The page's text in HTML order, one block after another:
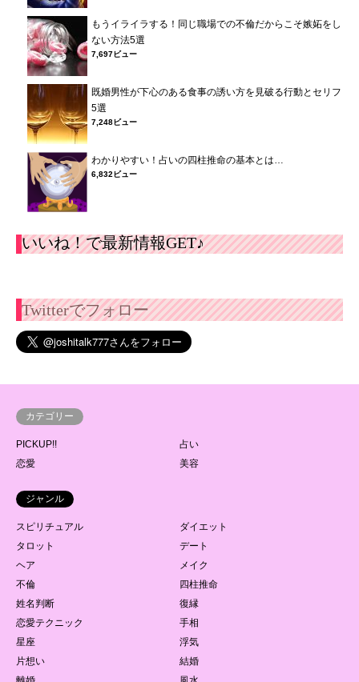
もうイライラする！同じ職場での不倫だからこそ嫉妬をし
ない方法5選
7,697ビュー
既婚男性が下心のある食事の誘い方を見破る行動とセリフ
5選
7,248ビュー
わかりやすい！占いの四柱推命の基本とは…
6,832ビュー
いいね！で最新情報GET♪
Twitterでフォロー
カテゴリー
PICKUP!!
占い
恋愛
美容
ジャンル
スピリチュアル
ダイエット
タロット
デート
ヘア
メイク
不倫
四柱推命
姓名判断
復縁
恋愛テクニック
手相
星座
浮気
片想い
結婚